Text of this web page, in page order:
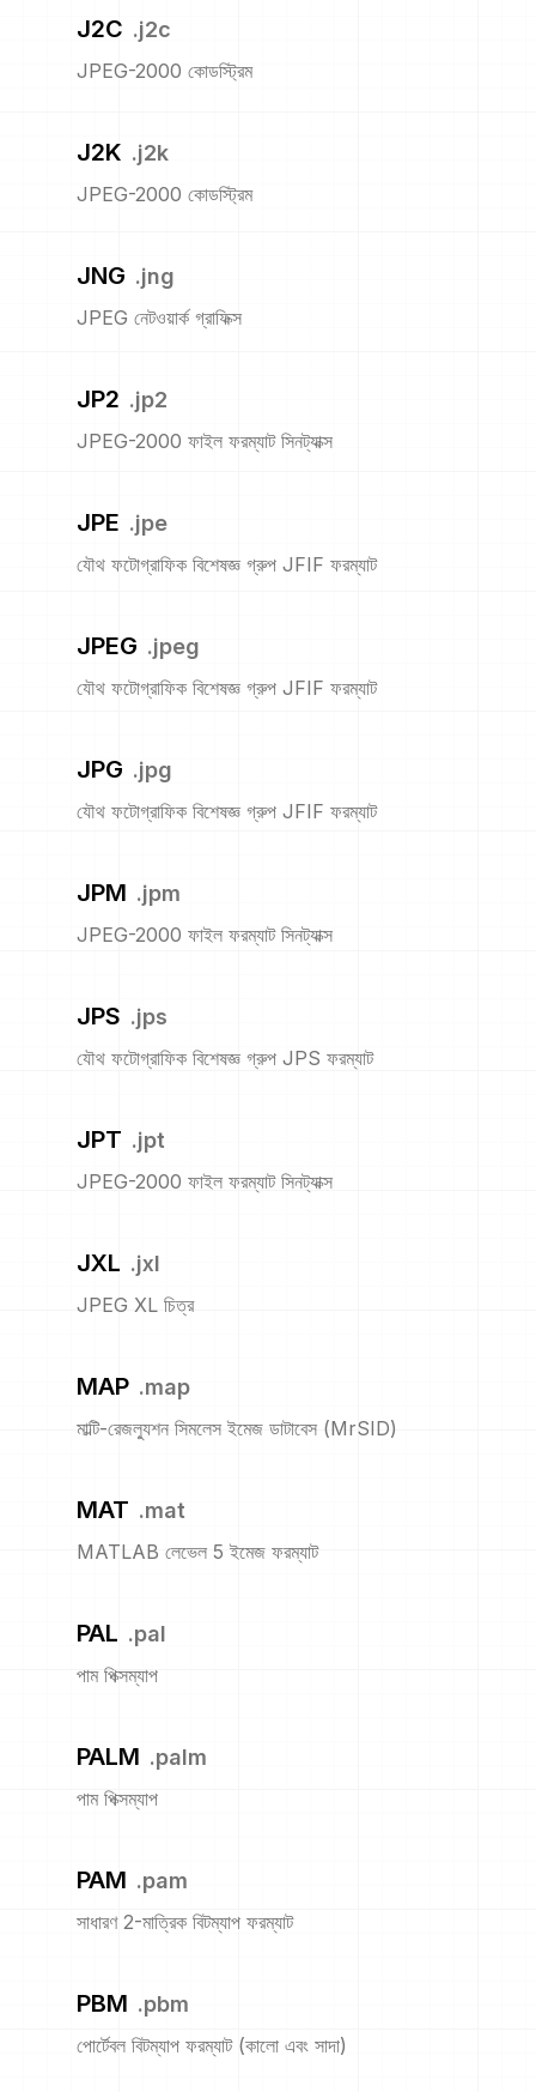
J2C .j2c
JPEG-2000 কোডস্ট্রিম
J2K .j2k
JPEG-2000 কোডস্ট্রিম
JNG .jng
JPEG নেটওয়ার্ক গ্রাফিক্স
JP2 .jp2
JPEG-2000 ফাইল ফরম্যাট সিনট্যাক্স
JPE .jpe
যৌথ ফটোগ্রাফিক বিশেষজ্ঞ গ্রুপ JFIF ফরম্যাট
JPEG .jpeg
যৌথ ফটোগ্রাফিক বিশেষজ্ঞ গ্রুপ JFIF ফরম্যাট
JPG .jpg
যৌথ ফটোগ্রাফিক বিশেষজ্ঞ গ্রুপ JFIF ফরম্যাট
JPM .jpm
JPEG-2000 ফাইল ফরম্যাট সিনট্যাক্স
JPS .jps
যৌথ ফটোগ্রাফিক বিশেষজ্ঞ গ্রুপ JPS ফরম্যাট
JPT .jpt
JPEG-2000 ফাইল ফরম্যাট সিনট্যাক্স
JXL .jxl
JPEG XL চিত্র
MAP .map
মাল্টি-রেজল্যুশন সিমলেস ইমেজ ডাটাবেস (MrSID)
MAT .mat
MATLAB লেভেল 5 ইমেজ ফরম্যাট
PAL .pal
পাম পিক্সম্যাপ
PALM .palm
পাম পিক্সম্যাপ
PAM .pam
সাধারণ 2-মাত্রিক বিটম্যাপ ফরম্যাট
PBM .pbm
পোর্টেবল বিটম্যাপ ফরম্যাট (কালো এবং সাদা)